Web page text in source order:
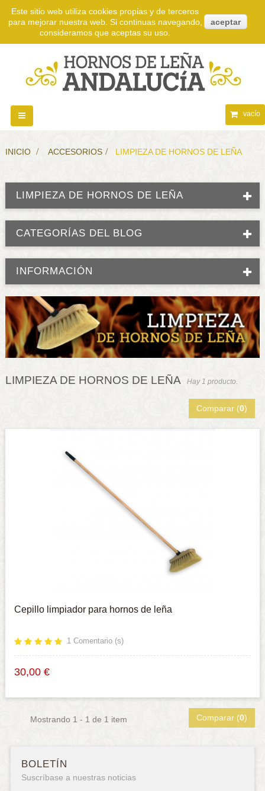
vacío
Navegación
Toggle
INICIO > ACCESORIOS > LIMPIEZA DE HORNOS DE LEÑA
LIMPIEZA DE HORNOS DE LEÑA
CATEGORÍAS DEL BLOG
INFORMACIÓN
LIMPIEZA DE HORNOS DE LEÑA Hay 1 producto.
Comparar (0)
Cepillo limpiador para hornos de leña
1 Comentario (s)
30,00 €
Mostrando 1 - 1 de 1 item Comparar (0)
BOLETÍN
Suscríbase a nuestras noticias
Este sitio web utiliza cookies propias y de terceros
para mejorar nuestra web. Si continuas navegando,
consideramos que aceptas su uso.
aceptar